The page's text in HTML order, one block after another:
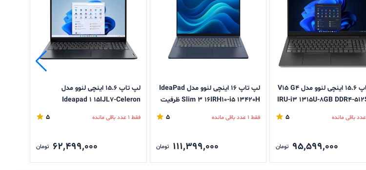
لپ تاپ 15.6 اینچی لنوو مدل V15 G4
IRU-i3 1315U-8GB DDR4-
5
95,599,000 تومان
لپ تاپ 16 اینچی لنوو مدل IdeaPad
Slim 3 16IRH10-i5 13420H ظرفیت
فقط 1 عدد باقی مانده 5
111,399,000 تومان
لپ تاپ ۱۵.۶ اینچی لنوو مدل
Ideapad ۱ ۱۵IJL۷-Celeron
N۴۵۰۰-۸GB DDR۴-۲۵۶GB SSD-TN
فقط 1 عدد باقی مانده 5
62,499,000 تومان